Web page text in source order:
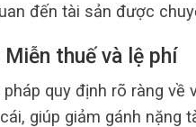
đến tài sản được
Miễn thuế và lệ phí
pháp quy định rõ ràng
giúp giảm gánh nặng